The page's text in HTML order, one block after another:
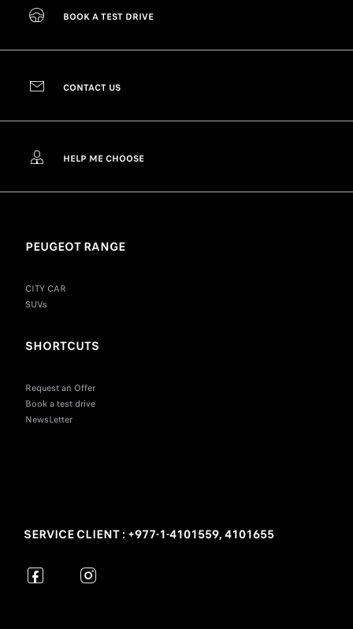
BOOK A TEST DRIVE
CONTACT US
HELP ME CHOOSE
PEUGEOT RANGE
CITY CAR
SUVs
SHORTCUTS
Request an Offer
Book a test drive
NewsLetter
SERVICE CLIENT : +977-1-4101559, 4101655